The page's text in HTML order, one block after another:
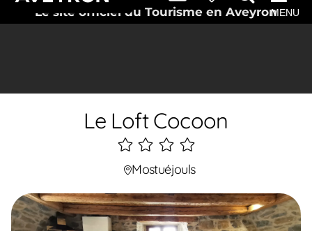
Le site officiel du Tourisme en AveyronMENU
Le Loft Cocoon
4
étoiles
Mostuéjouls